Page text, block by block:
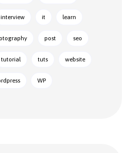
interview it learn
post seo
tutorial tuts website
WP